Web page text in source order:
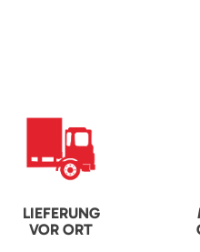
LIEFERUNG
VOR ORT